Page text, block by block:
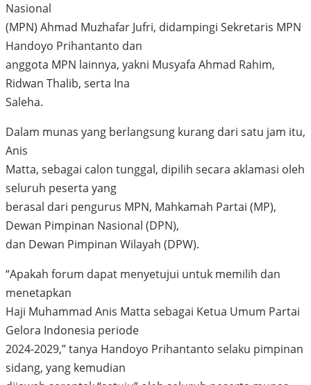
Nasional
(MPN) Ahmad Muzhafar Jufri, didampingi Sekretaris MPN
Handoyo Prihantanto dan
anggota MPN lainnya, yakni Musyafa Ahmad Rahim,
Ridwan Thalib, serta Ina
Saleha.
Dalam munas yang berlangsung kurang dari satu jam itu,
Anis
Matta, sebagai calon tunggal, dipilih secara aklamasi oleh
seluruh peserta yang
berasal dari pengurus MPN, Mahkamah Partai (MP),
Dewan Pimpinan Nasional (DPN),
dan Dewan Pimpinan Wilayah (DPW).
“Apakah forum dapat menyetujui untuk memilih dan
menetapkan
Haji Muhammad Anis Matta sebagai Ketua Umum Partai
Gelora Indonesia periode
2024-2029,” tanya Handoyo Prihantanto selaku pimpinan
sidang, yang kemudian